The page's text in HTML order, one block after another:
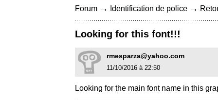
Forum → Identification de police →
Looking for this font!!!
rmesparza@yahoo.com
11/10/2016 à 22:50
Looking for the main font name in this